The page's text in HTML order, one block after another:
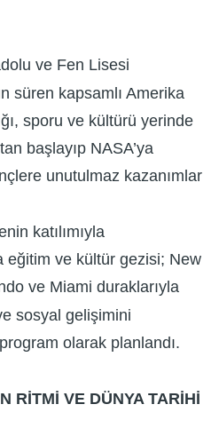
ve Fen Lisesi
süren kapsamlı Amerika
sporu ve kültürü yerinde
başlayıp NASA’ya
unutulmaz kazanımlar
katılımıyla
eğitim ve kültür gezisi; New
ve Miami duraklarıyla
sosyal gelişimini
olarak planlandı.
RİTMİ VE DÜNYA TARİHİ